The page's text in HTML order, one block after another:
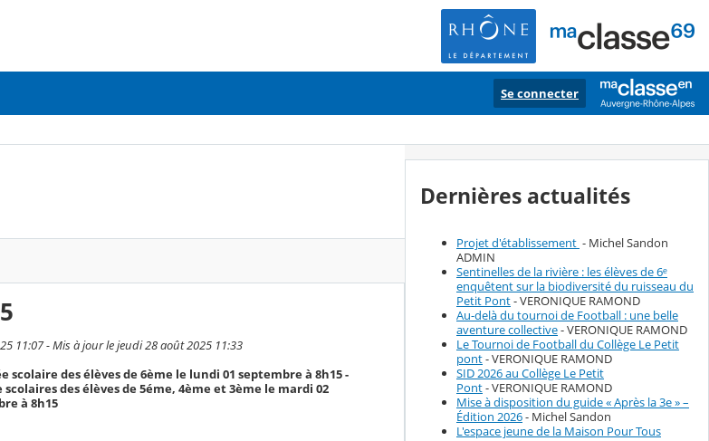
Se connecter
11:07 - Mis à jour le jeudi 28 août 2025 11:33
scolaire des élèves de 6ème le lundi 01 septembre à 8h15 -
scolaires des élèves de 5éme, 4ème et 3ème le mardi 02
à 8h15
Dernières actualités
Projet d'établissement - Michel Sandon
ADMIN
Sentinelles de la rivière : les élèves de 6ᵉ
enquêtent sur la biodiversité du ruisseau du
Petit Pont- VERONIQUE RAMOND
Au-delà du tournoi de Football : une belle
aventure collective- VERONIQUE RAMOND
Le Tournoi de Football du Collège Le Petit
pont- VERONIQUE RAMOND
SID 2026 au Collège Le Petit
Pont- VERONIQUE RAMOND
Mise à disposition du guide « Après la 3e » –
Édition 2026- Michel Sandon
L'espace jeune de la Maison Pour Tous